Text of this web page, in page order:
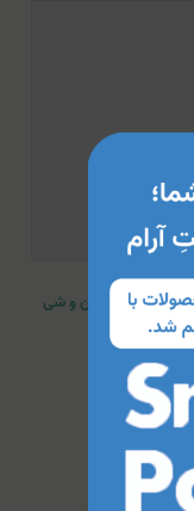
(حاوی روغن کتان و شی
استفاده شود.